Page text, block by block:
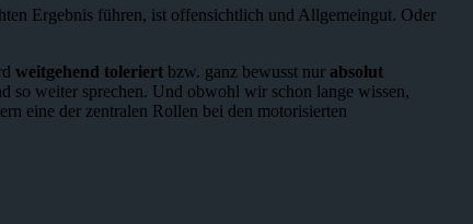
Ergebnis führen, ist offensichtlich und Allgemeingut. Oder
weitgehend toleriert bzw. ganz bewusst nur absolut
so weiter sprechen. Und obwohl wir schon lange wissen,
eine der zentralen Rollen bei den motorisierten